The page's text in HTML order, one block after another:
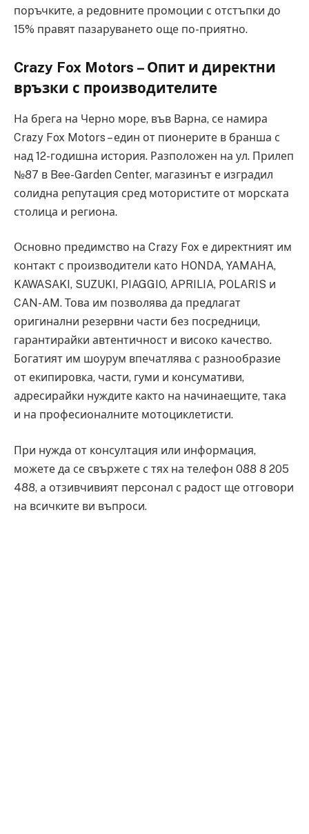
поръчките, а редовните промоции с отстъпки до
15% правят пазаруването още по-приятно.
Crazy Fox Motors – Опит и директни
връзки с производителите
На брега на Черно море, във Варна, се намира
Crazy Fox Motors – един от пионерите в бранша с
над 12-годишна история. Разположен на ул. Прилеп
№87 в Bee-Garden Center, магазинът е изградил
солидна репутация сред мотористите от морската
столица и региона.
Основно предимство на Crazy Fox е директният им
контакт с производители като HONDA, YAMAHA,
KAWASAKI, SUZUKI, PIAGGIO, APRILIA, POLARIS и
CAN-AM. Това им позволява да предлагат
оригинални резервни части без посредници,
гарантирайки автентичност и високо качество.
Богатият им шоурум впечатлява с разнообразие
от екипировка, части, гуми и консумативи,
адресирайки нуждите както на начинаещите, така
и на професионалните мотоциклетисти.
При нужда от консултация или информация,
можете да се свържете с тях на телефон 088 8 205
488, а отзивчивият персонал с радост ще отговори
на всичките ви въпроси.